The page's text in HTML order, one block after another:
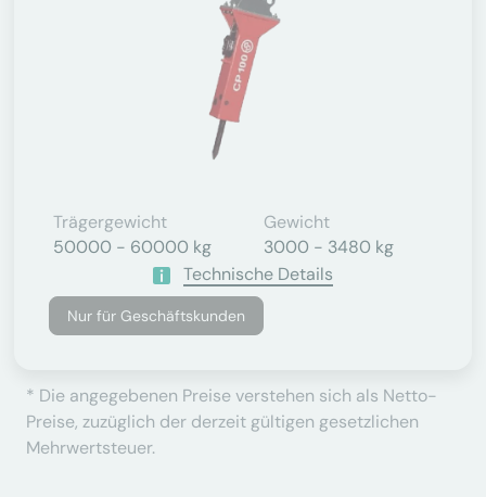
Trägergewicht
50000 - 60000 kg
Gewicht
3000 - 3480 kg
Technische Details
Nur für Geschäftskunden
* Die angegebenen Preise verstehen sich als Netto-
Preise, zuzüglich der derzeit gültigen gesetzlichen
Mehrwertsteuer.